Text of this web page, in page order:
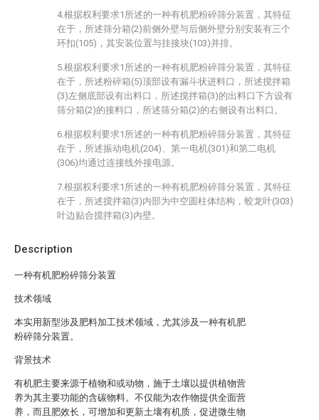
Description
一种有机肥粉碎筛分装置
技术领域
本实用新型涉及肥料加工技术领域，尤其涉及一种有机肥
粉碎筛分装置。
背景技术
有机肥主要来源于植物和或动物，施于土壤以提供植物营
养为其主要功能的含碳物料。不仅能为农作物提供全面营
养，而且肥效长，可增加和更新土壤有机质，促进微生物
4.根据权利要求1所述的一种有机肥粉碎筛分装置，其特征
在于，所述筛分箱(2)前侧外壁与后侧外壁分别安装有三个
环扣(105)，其安装位置与挂接块(103)并排。
5.根据权利要求1所述的一种有机肥粉碎筛分装置，其特征
在于，所述粉碎箱(5)顶部设有漏斗状进料口，所述搅拌箱
(3)左侧底部设有出料口，所述搅拌箱(3)的出料口下方设有
筛分箱(2)的接料口，所述筛分箱(2)的右侧设有出料口。
6.根据权利要求1所述的一种有机肥粉碎筛分装置，其特征
在于，所述振动电机(204)、第一电机(301)和第二电机
(306)均通过连接线外接电源。
7.根据权利要求1所述的一种有机肥粉碎筛分装置，其特征
在于，所述搅拌箱(3)内部为中空圆柱体结构，蛟龙叶(303)
叶边贴合搅拌箱(3)内壁。